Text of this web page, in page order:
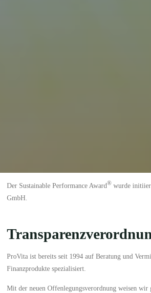
Der Sustainable Performance Award® wurde
GmbH.
ProVita ist bereits seit 1994 auf Beratung und
Finanzprodukte spezialisiert.
Mit der neuen Offenlegungsverordnung weisen wir